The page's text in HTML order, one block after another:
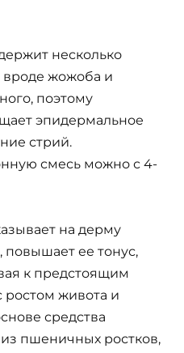
несколько
жожоба и
поэтому
эпидермальное
стрий.
смесь можно с 4-
на дерму
ее тонус,
к предстоящим
ростом живота и
средства
пшеничных ростков,